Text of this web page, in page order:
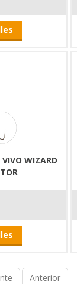
VIVO WIZARD
Anterior